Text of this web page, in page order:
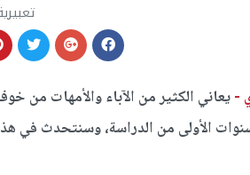
-يعاني الكثير من الآباء والأمهات من
الأولى من الدراسة، وسنتحدث في